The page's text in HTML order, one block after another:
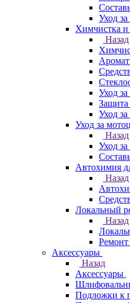
Уход
Химчистка и
Назад
Уход
Уход
Уход за
Назад
Уход
Автохимия
Назад
Локальный
Назад
Ремонт
Аксессуары
Назад
Аксессуары
Подложки к